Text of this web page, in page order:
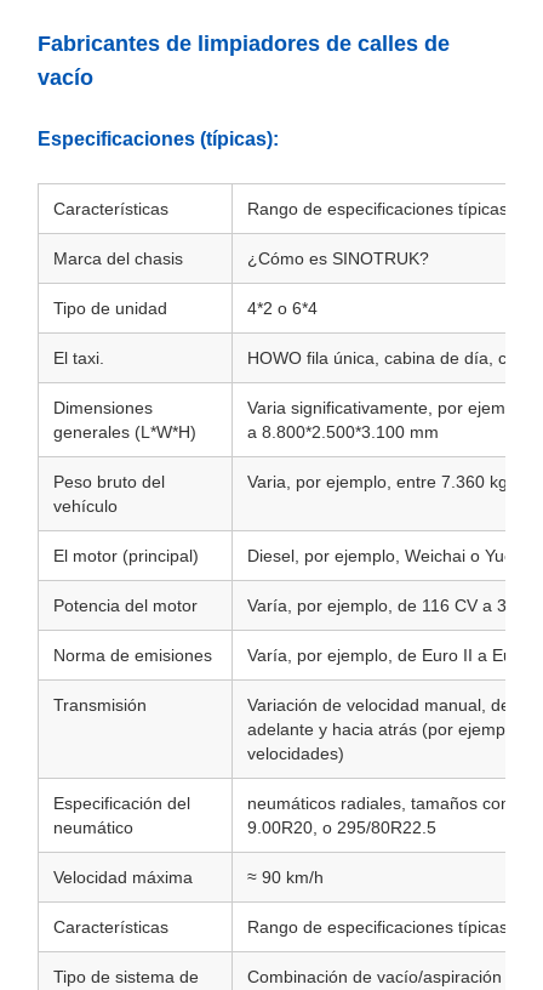
Fabricantes de limpiadores de calles de
vacío
Especificaciones (típicas):
Características Rango de especificaciones típicas
Marca del chasis ¿Cómo es SINOTRUK?
Tipo de unidad 4*2 o 6*4
El taxi. HOWO fila única, cabina de día, con
Dimensiones
generales (L*W*H)
Varia significativamente, por ejemplo,
a 8.800*2.500*3.100 mm
Peso bruto del
vehículo
Varia, por ejemplo, entre 7.360 kg y
El motor (principal) Diesel, por ejemplo, Weichai o
Potencia del motor Varía, por ejemplo, de 116 CV a 300
Norma de emisiones Varía, por ejemplo, de Euro II a Euro
Transmisión
Variación de velocidad manual, de
adelante y hacia atrás (por ejemplo,
velocidades)
Especificación del
neumático
neumáticos radiales, tamaños
9.00R20, o 295/80R22.5
Velocidad máxima ≈ 90 km/h
Características Rango de especificaciones típicas
Tipo de sistema de
Combinación de vacío/aspiración y